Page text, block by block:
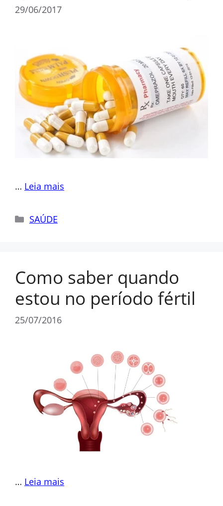
29/06/2017
… Leia mais
Categorias
SAÚDE
Como saber quando
estou no período fértil
25/07/2016
… Leia mais